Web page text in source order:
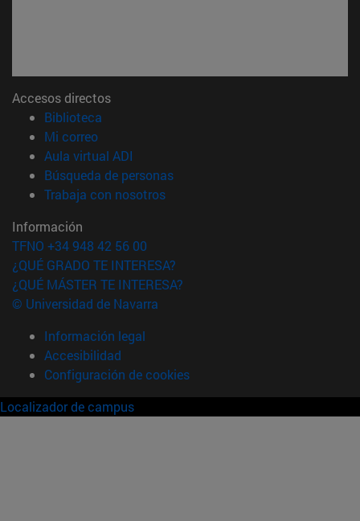
Accesos directos
Biblioteca
Mi correo(abre en nueva ventana)
Aula virtual ADI
Búsqueda de personas(abre en nueva ventana)
Trabaja con nosotros(abre en nueva ventana)
Información
TFNO +34 948 42 56 00
¿QUÉ GRADO TE INTERESA?
¿QUÉ MÁSTER TE INTERESA?
© Universidad de Navarra
Información legal
Accesibilidad
Configuración de cookies
Localizador de campus